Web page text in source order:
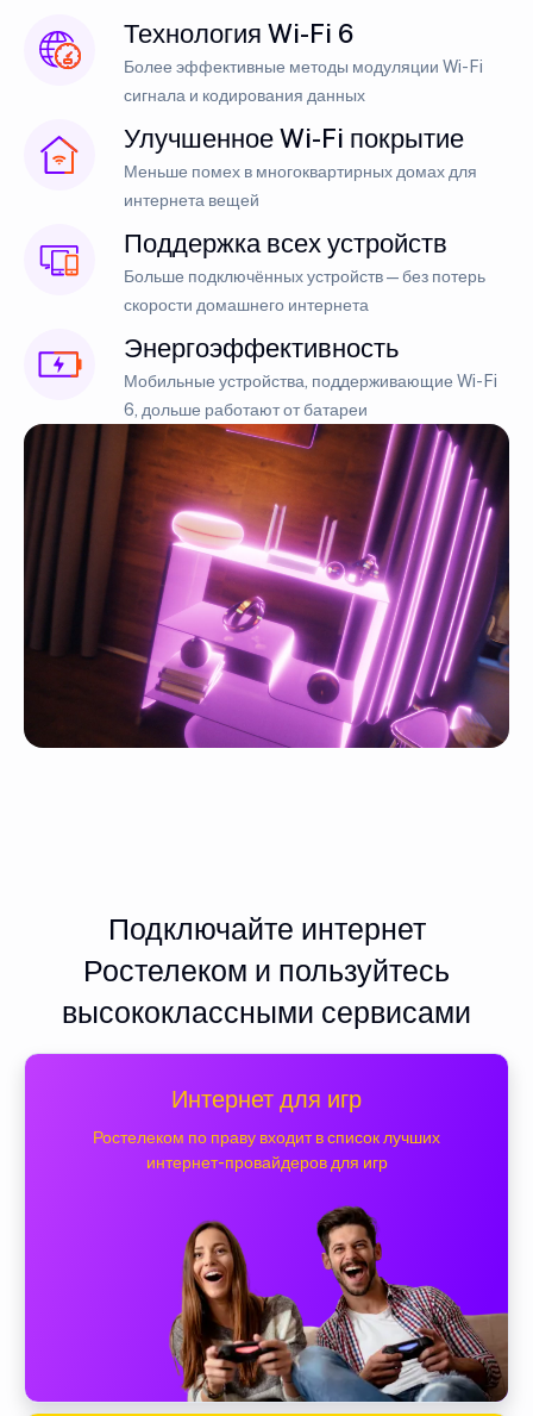
Технология Wi-Fi 6
Более эффективные методы модуляции Wi-Fi
сигнала и кодирования данных
Улучшенное Wi-Fi покрытие
Меньше помех в многоквартирных домах для
интернета вещей
Поддержка всех устройств
Больше подключённых устройств — без потерь
скорости домашнего интернета
Энергоэффективность
Мобильные устройства, поддерживающие Wi-Fi
6, дольше работают от батареи
Подключайте интернет
Ростелеком и пользуйтесь
высококлассными сервисами
Интернет для игр
Ростелеком по праву входит в список лучших
интернет-провайдеров для игр